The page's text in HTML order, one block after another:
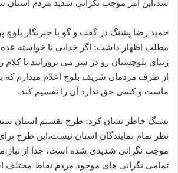
شد،این امر موجب نگرانی شدید مردم
حمید رضا پشنگ در گفت و گو با خبرنگار بلوچ
مطلب اظهار داشت: اگر خدایی نا خواسته
زیبای بلوچستان رو در سر می پرورانند با
از طرف مردمان شریف بلوچ اعلام میدارم که
ماست و کسی حق ندارد آن را تقسیم کند.
پشنگ خاطر نشان کرد: طرح تقسیم استان
نظر تمام نمایندگان استان نیست،این طرح
موجب نگرانی شدیدی شده است، جدا از
تمامی نگرانی های موجود مردم نقاط مختلف